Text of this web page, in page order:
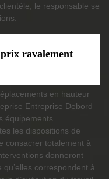
le responsable se
ravalement
en hauteur
Entreprise Debord
équipements
les dispositions de
consacrer totalement à
donneront
correspondent à